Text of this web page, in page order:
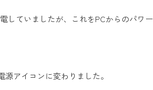
していましたが、これをPCからのパワー
アイコンに変わりました。